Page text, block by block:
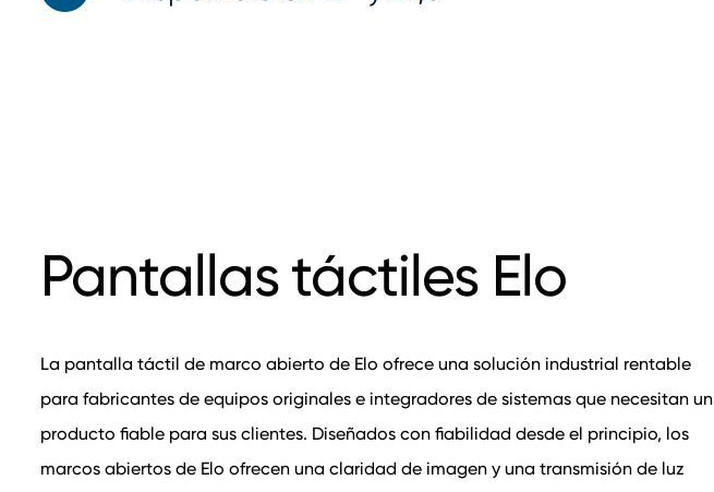
Pantallas táctiles Elo
La pantalla táctil de marco abierto de Elo ofrece una solución industrial rentable
para fabricantes de equipos originales e integradores de sistemas que necesitan un
producto fiable para sus clientes. Diseñados con fiabilidad desde el principio, los
marcos abiertos de Elo ofrecen una claridad de imagen y una transmisión de luz